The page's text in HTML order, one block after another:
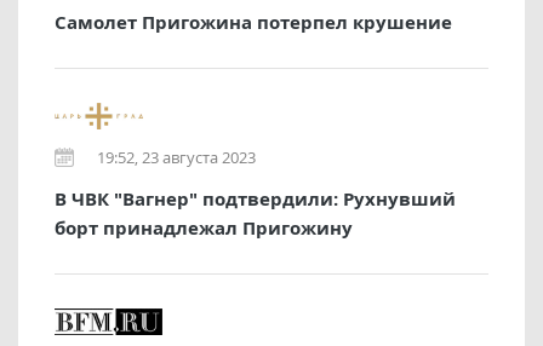
Самолет Пригожина потерпел крушение
19:52, 23 августа 2023
В ЧВК "Вагнер" подтвердили: Рухнувший
борт принадлежал Пригожину